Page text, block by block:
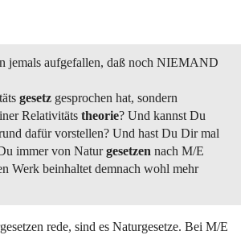
jemals aufgefallen, daß noch NIEMAND
gesetz gesprochen hat, sondern
Relativitäts theorie? Und kannst Du
dafür vorstellen? Und hast Du Dir mal
immer von Naturgesetzen nach M/E
Werk beinhaltet demnach wohl mehr
rede, sind es Naturgesetze. Bei M/E